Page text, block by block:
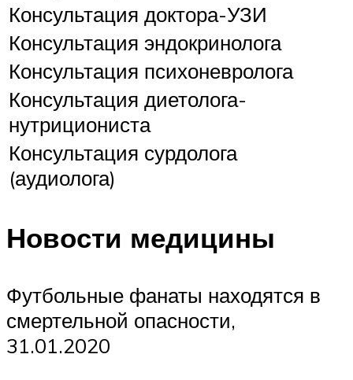
Консультация доктора-УЗИ
Консультация эндокринолога
Консультация психоневролога
Консультация диетолога-
нутрициониста
Консультация сурдолога
(аудиолога)
Новости медицины
Футбольные фанаты находятся в
смертельной опасности,
31.01.2020